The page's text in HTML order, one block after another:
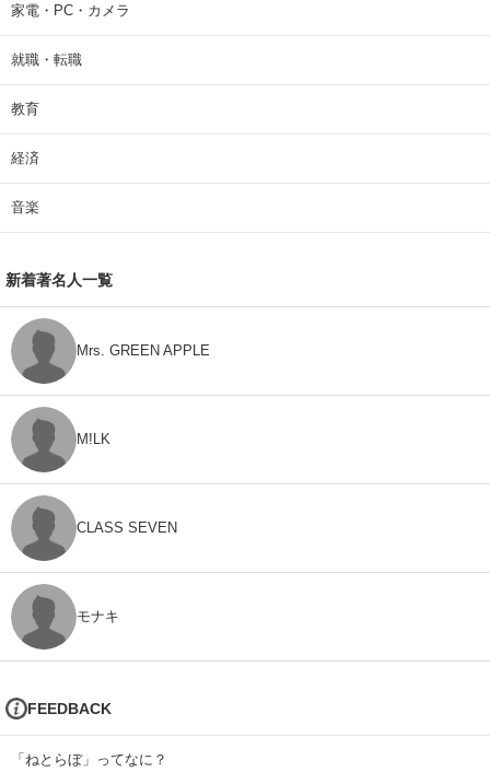
家電・PC・カメラ
就職・転職
教育
経済
音楽
新着著名人一覧
Mrs. GREEN APPLE
M!LK
CLASS SEVEN
モナキ
FEEDBACK
「ねとらぼ」ってなに？